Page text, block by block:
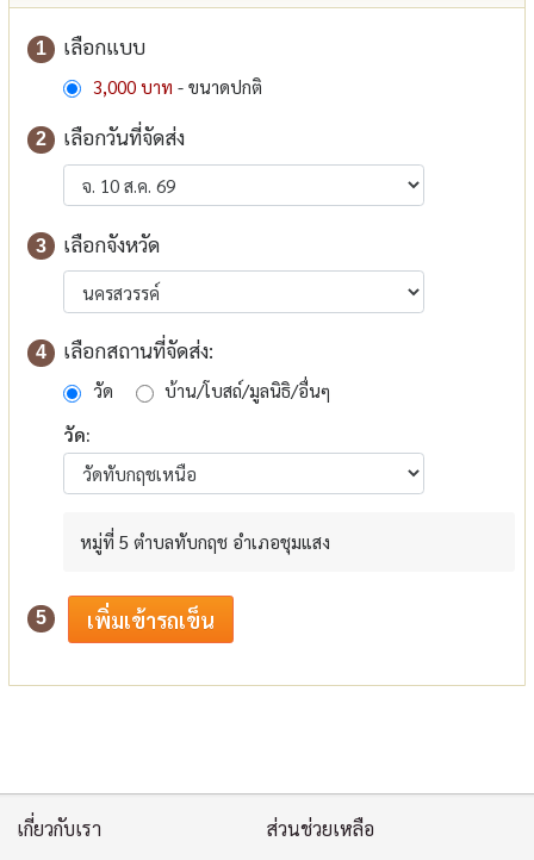
1 เลือกแบบ
3,000 บาท - ขนาดปกติ
2 เลือกวันที่จัดส่ง
3 เลือกจังหวัด
4 เลือกสถานที่จัดส่ง:
วัด
บ้าน/โบสถ์/มูลนิธิ/อื่นๆ
วัด:
หมู่ที่ 5 ตำบลทับกฤช อำเภอชุมแสง
5
เกี่ยวกับเรา ส่วนช่วยเหลือ